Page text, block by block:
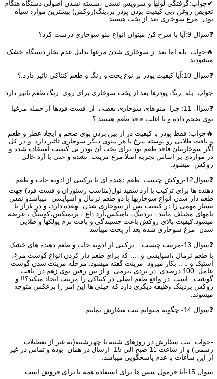
✔جواب:گرفتگی لولها و سرویس نشدن ،شسته نشدن اصولی دستگاه هنگام
تعویض روغن ،بی کیفیت بودن پودر بردینگ(روکش) بیشترین موارد سیاه
بودن مرغ سوخاری بعد از پخت هستند.
❓سوال 9:آیا با سرخ کن میتوان انواع منو سوخاری درست کرد؟
🔥جواب :بله اما بعد از سوخاری شدن مرغها بدلیل عدم بخار دستگاه خشک
میشودند.
❓سوال 10:آیا کیفیت پودر بر نوع پخت و رنگ و طعم کنتاکی تاثیر دارد.؟
جواب: بله. رنگ پودرها بعد از پخت سوخاری برای روی رنگ طعم تاثیر دارد
❓سوال 11: چرا منو های سوخاری بعضی از فست فودها از جمله مرغها
بوی ضحم داده و یا اغلب فاقد طعم هستند.؟
🔥جواب: فقط پودر با کیفیت در از بین بردن بوی ضحم و ایجاد عطر و طعم
و بافت طلایی رو پوسته مرغ یا هر منوی دیگر سوخاری تاثیر دارد. و در کل
اگر سوخاریتان فاقد طعم بود برای پخت آن پودر بی کیفیت استفاده شده و
در مواردی بر اساس تجربه اصلا مرغ مرینت نشده و حتی با آرد خالی
روکش میشود.
❓سوال12-روکش چیست: طعم دهنده ای با ترکیبی از ادویه جات و طعم
دهنده ها برای ترکیب با آرد سفید نول(مناسب رستوران و فست فود) جهت
طعم دار شدن انواع سوخاریها با دو طعم نرمال و اسپایسی میباشدو نقش
بسیار مهمی را در کیفیت پس از سوخاری شدن بهعده دارد، و در بازار با
نامهای مختلف مانند ، بردینگ، بامیکس،آرد داغ ، پریمیکس،کوتینگ ، عرضه
میشود.کیفیت بالای روکش باعث چسبندگی و بافت نرم پولکها و طلایی
شدن مرغ سوخاری شده بعد از پخت میباشد
❓سوال 13-مرینت چیست : ترکیبی از ادویه جات و طعم دهنده های خشک
با طعم نرمال ،اسپایسی و …. که برای طعم دار کردن انواع گوشت مرغ،
استیک و .. .. بکار میرود مرینت گفته میشود. مرحله مرینت شدن گوشت
عامل 100 درصدی در تردی ،نرمی و از بین رفتن بوی زهم در بافت
گوشت است. در واقع طعم اصلی در کنتاکی را مرینت ایجاد میکند؟!! و
روکش بردینگ وظیفه دیگری دارد که خیلی ها این امر را برعکس متوجه
میشوند.
❓سوال 14- چگونه میتوانم ثبت سفارش نماییم
-جواب: ثبت سفارش در روزهای شنبه تا چهارشنبه(به غیر از تعطیلات
رسمی) و از ساعت 11 صبح الی 15 -ارسال در همان بوده و تماس در غیر
از این ساعات با عدم پاسخگویی میباشد.
سوال 15-آیا فرمول سس ها برای استفاده همه یا برای فروش است